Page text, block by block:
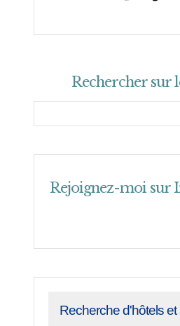
Rechercher sur
Rejoignez-moi sur
Recherche d'hôtels et